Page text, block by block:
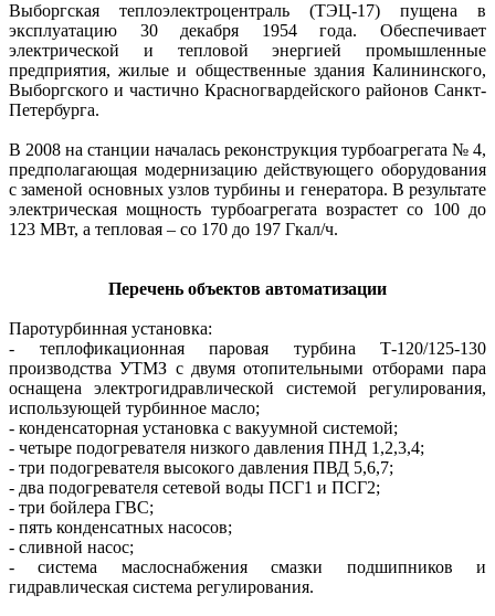
Выборгская теплоэлектроцентраль (ТЭЦ-17) пущена в
эксплуатацию 30 декабря 1954 года. Обеспечивает
электрической и тепловой энергией промышленные
предприятия, жилые и общественные здания Калининского,
Выборгского и частично Красногвардейского районов Санкт-
Петербурга.
В 2008 на станции началась реконструкция турбоагрегата № 4,
предполагающая модернизацию действующего оборудования
с заменой основных узлов турбины и генератора. В результате
электрическая мощность турбоагрегата возрастет со 100 до
123 МВт, а тепловая – со 170 до 197 Гкал/ч.
Перечень объектов автоматизации
Паротурбинная установка:
- теплофикационная паровая турбина Т-120/125-130
производства УТМЗ с двумя отопительными отборами пара
оснащена электрогидравлической системой регулирования,
использующей турбинное масло;
- конденсаторная установка с вакуумной системой;
- четыре подогревателя низкого давления ПНД 1,2,3,4;
- три подогревателя высокого давления ПВД 5,6,7;
- два подогревателя сетевой воды ПСГ1 и ПСГ2;
- три бойлера ГВС;
- пять конденсатных насосов;
- сливной насос;
- система маслоснабжения смазки подшипников и
гидравлическая система регулирования.